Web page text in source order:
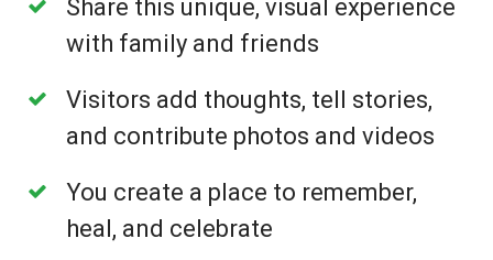
Share this unique, visual experience
with family and friends
Visitors add thoughts, tell stories,
and contribute photos and videos
You create a place to remember,
heal, and celebrate